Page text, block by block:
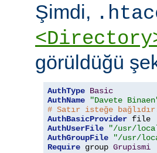
Şimdi,
görüldüğü
AuthType Basic
AuthName
"Davete
# Satır isteğe
AuthBasicProvider
AuthUserFile
"/usr/
AuthGroupFile
"/usr/
Require group Grupismi